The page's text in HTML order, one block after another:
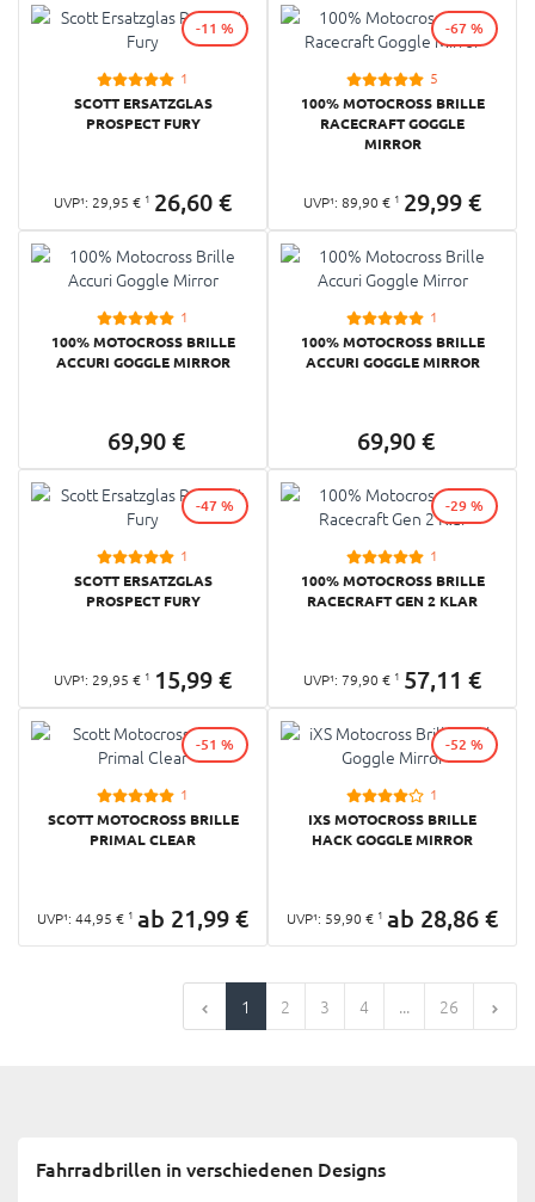
1
SCOTT ERSATZGLAS
PROSPECT FURY
UVP¹: 29, 95 € 1 26,60€
-11 %
5
100% MOTOCROSS BRILLE
RACECRAFT GOGGLE
MIRROR
UVP¹: 89, 90 € 1 29,99€
-67 %
1
100% MOTOCROSS BRILLE
ACCURI GOGGLE MIRROR
69,90€
1
100% MOTOCROSS BRILLE
ACCURI GOGGLE MIRROR
69,90€
1
SCOTT ERSATZGLAS
PROSPECT FURY
UVP¹: 29, 95 € 1 15,99€
-47 %
1
100% MOTOCROSS BRILLE
RACECRAFT GEN 2 KLAR
UVP¹: 79, 90 € 1 57,11 €
-29 %
1
SCOTT MOTOCROSS BRILLE
PRIMAL CLEAR
UVP¹: 44,95 € 1 ab 21,99€
-51 %
1
IXS MOTOCROSS BRILLE
HACK GOGGLE MIRROR
UVP¹: 59, 90 € 1 ab 28,86€
-52 %
1 2 3 4 ... 26
Fahrradbrillen in verschiedenen Designs